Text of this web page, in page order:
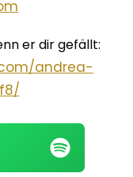
er dir gefällt:
andrea-